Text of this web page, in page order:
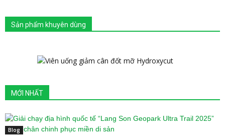
Sản phẩm khuyên dùng
MỚI NHẤT
Blog